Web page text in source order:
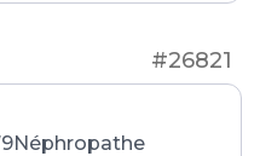
#26821
Néphropathe